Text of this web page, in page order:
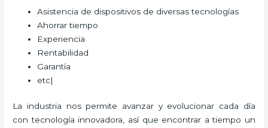
Asistencia de dispositivos de diversas tecnologías
Ahorrar tiempo
Experiencia
Rentabilidad
Garantía
etc|
La industria nos permite avanzar y evolucionar cada día
con tecnología innovadora, así que encontrar a tiempo un